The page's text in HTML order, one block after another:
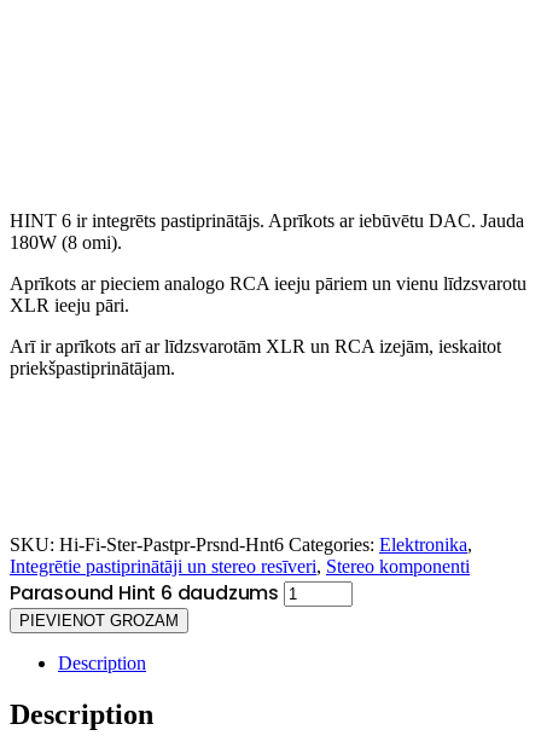
HINT 6 ir integrēts pastiprinātājs. Aprīkots ar iebūvētu DAC. Jauda
180W (8 omi).
Aprīkots ar pieciem analogo RCA ieeju pāriem un vienu līdzsvarotu
XLR ieeju pāri.
Arī ir aprīkots arī ar līdzsvarotām XLR un RCA izejām, ieskaitot
priekšpastiprinātājam.
SKU: Hi-Fi-Ster-Pastpr-Prsnd-Hnt6 Categories: Elektronika,
Integrētie pastiprinātāji un stereo resīveri, Stereo komponenti
Parasound Hint 6 daudzums
PIEVIENOT GROZAM
Description
Description